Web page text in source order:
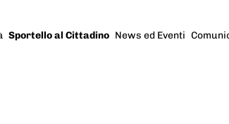
Sportello al Cittadino News ed Eventi